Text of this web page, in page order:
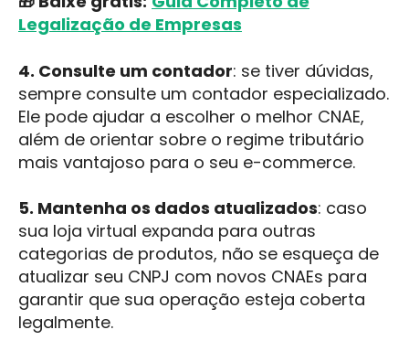
Legalização de Empresas
4. Consulte um contador: se tiver dúvidas,
sempre consulte um contador especializado.
Ele pode ajudar a escolher o melhor CNAE,
além de orientar sobre o regime tributário
mais vantajoso para o seu e-commerce.
5. Mantenha os dados atualizados: caso
sua loja virtual expanda para outras
categorias de produtos, não se esqueça de
atualizar seu CNPJ com novos CNAEs para
garantir que sua operação esteja coberta
legalmente.